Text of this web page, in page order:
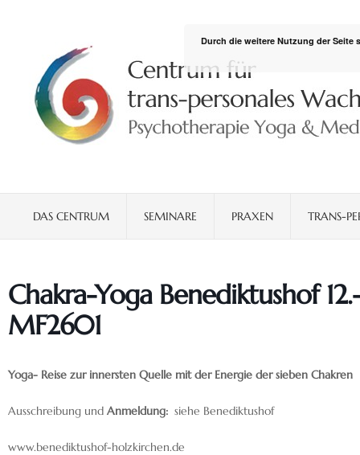
DAS CENTRUM SEMINARE PRAXEN TRANS-
Chakra-Yoga Benediktushof
MF2601
Yoga- Reise zur innersten Quelle mit der Energie der sieben Chakren
Ausschreibung und Anmeldung: siehe Benediktushof
www.benediktushof-holzkirchen.de
Durch die weitere Nutzung der